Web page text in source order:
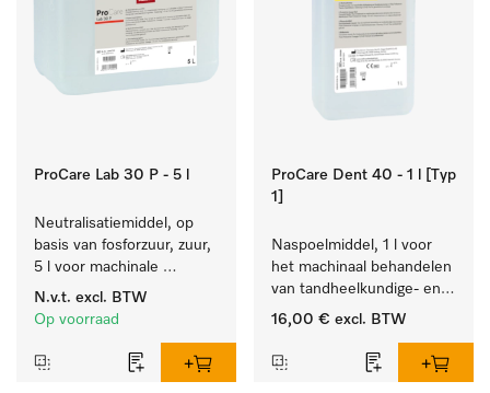
ProCare Lab 30 P - 5 l
Neutralisatiemiddel, op
basis van fosforzuur, zuur,
5 l voor machinale
reiniging van
laboratoriumglaswerk en -
N.v.t. excl. BTW
Op voorraad
ProCare Dent 40 - 1 l [Typ
1]
Naspoelmiddel, 1 l voor
het machinaal behandelen
van tandheelkundige- en
transmissie-instrumenten.
16,00 € excl. BTW